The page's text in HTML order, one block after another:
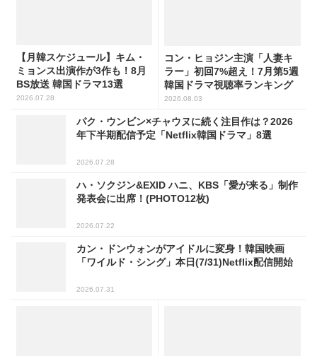
【月韓スケジュール】キム・
ミョンス出演作が3作も！8月
BS放送 韓国ドラマ13選
2026.07.28
コン・ヒョジン主演「人妻キ
ラー」初回7%超え！7月第5週
韓国ドラマ視聴率ランキング
2026.08.03
パク・ウンビン×チャウヌに続く注目作は？2026
年下半期配信予定「Netflix韓国ドラマ」8選
2026.07.28
ハ・ソクジン&EXID ハニ、KBS「愛が来る」制作
発表会に出席！(PHOTO12枚)
2026.07.22
カン・ドンウォンがアイドルに変身！韓国映画
「ワイルド・シング」本日(7/31)Netflix配信開始
2026.07.31